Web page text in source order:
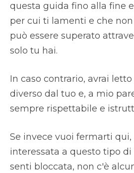
questa guida fino alla fine
per cui ti lamenti e che
può essere superato
solo tu hai.
In caso contrario, avrai
diverso dal tuo e, a mio
sempre rispettabile e
Se invece vuoi fermarti qui,
interessata a questo tipo di
senti bloccata, non c'è